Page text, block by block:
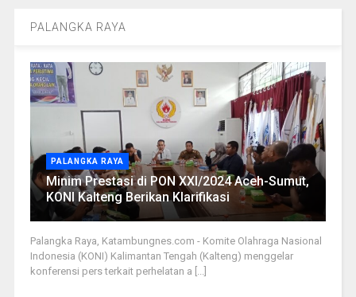
PALANGKA RAYA
PALANGKA RAYA
Minim Prestasi di PON XXI/2024 Aceh-Sumut,
KONI Kalteng Berikan Klarifikasi
Palangka Raya, Katambungnes.com - Komite Olahraga Nasional
Indonesia (KONI) Kalimantan Tengah (Kalteng) menggelar
konferensi pers terkait perhelatan a [...]